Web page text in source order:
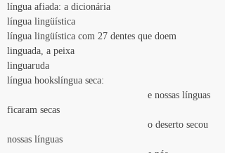
língua afiada: a dicionária
língua lingüística
língua lingüística com 27 dentes que doem
linguada, a peixa
linguaruda
língua hookslíngua seca:
ficaram secas
nossas línguas